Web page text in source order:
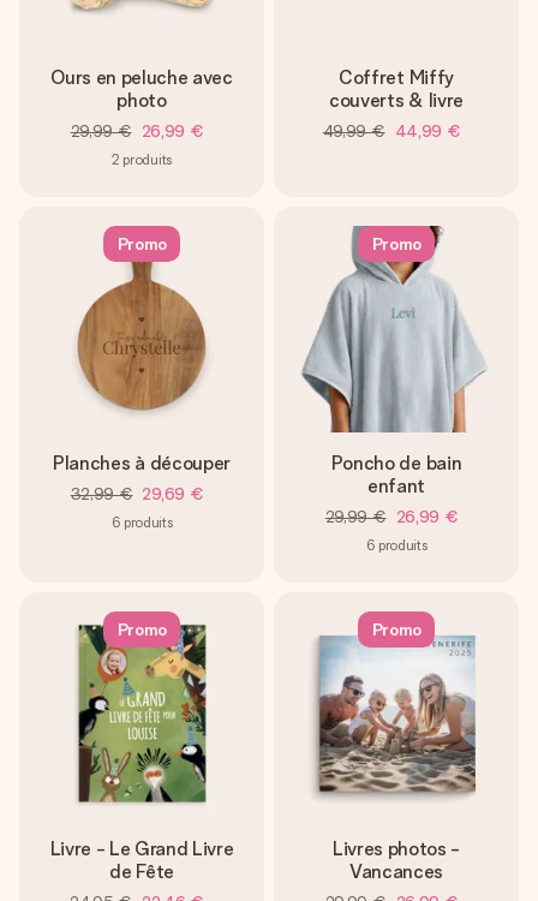
Ours en peluche avec
photo
29,99 € 26,99 €
2 produits
Coffret Miffy
couverts & livre
49,99 € 44,99 €
Promo
Planches à découper
32,99 € 29,69 €
6 produits
Promo
Poncho de bain
enfant
29,99 € 26,99 €
6 produits
Promo
Livre - Le Grand Livre
de Fête
Promo
Livres photos -
Vancances